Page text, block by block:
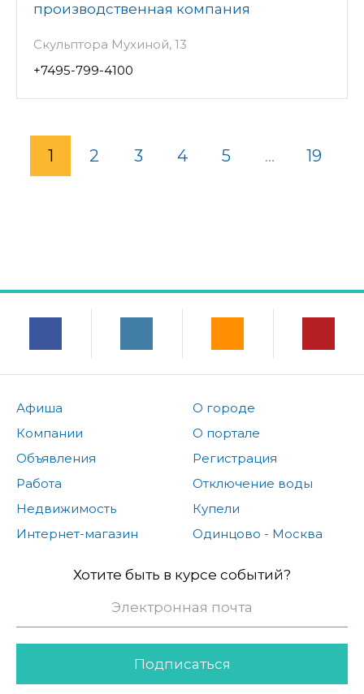
производственная компания
Скульптора Мухиной, 13
+7495-799-4100
1 2 3 4 5 ... 19
Афиша
Компании
Объявления
Работа
Недвижимость
Интернет-магазин
О городе
О портале
Регистрация
Отключение воды
Купели
Одинцово - Москва
Хотите быть в курсе событий?
Подписаться